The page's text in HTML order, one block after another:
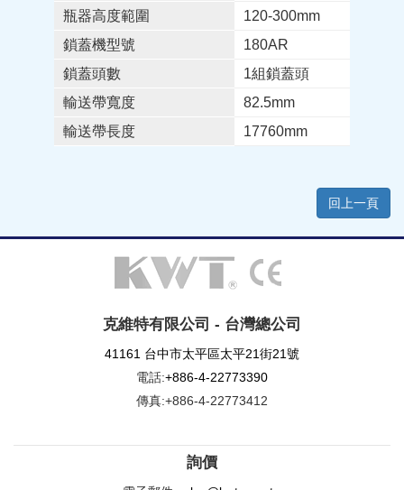
瓶器高度範圍
120-300mm
鎖蓋機型號
180AR
鎖蓋頭數
1組鎖蓋頭
輸送帶寬度
82.5mm
輸送帶長度
17760mm
回上一頁
克維特有限公司 - 台灣總公司
41161 台中市太平區太平21街21號
電話:+886-4-22773390
傳真:+886-4-22773412
詢價